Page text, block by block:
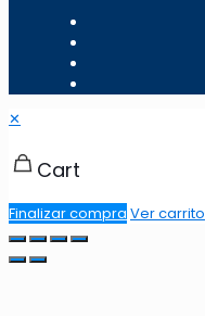
✕
Cart
Finalizar compra Ver carrito